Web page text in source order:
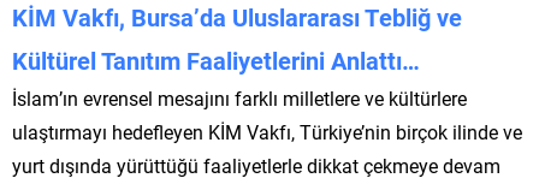
KİM Vakfı, Bursa’da Uluslararası Tebliğ ve
Kültürel Tanıtım Faaliyetlerini Anlattı…
İslam’ın evrensel mesajını farklı milletlere ve kültürlere
ulaştırmayı hedefleyen KİM Vakfı, Türkiye’nin birçok ilinde ve
yurt dışında yürüttüğü faaliyetlerle dikkat çekmeye devam